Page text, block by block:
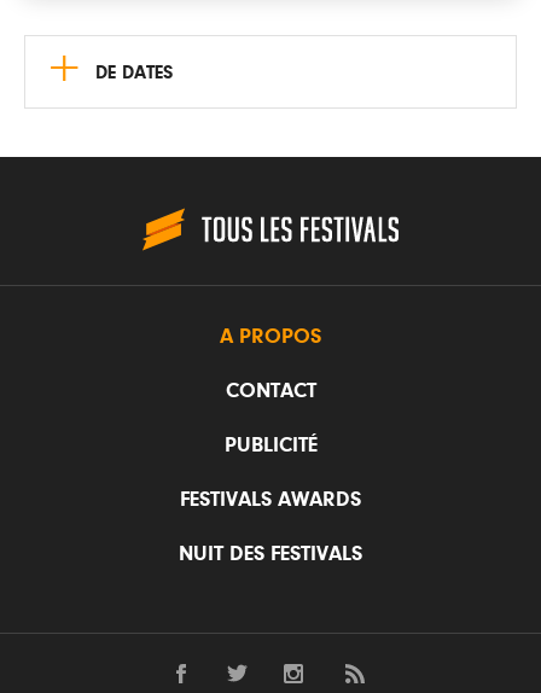
+ DE DATES
A PROPOS
CONTACT
PUBLICITÉ
FESTIVALS AWARDS
NUIT DES FESTIVALS